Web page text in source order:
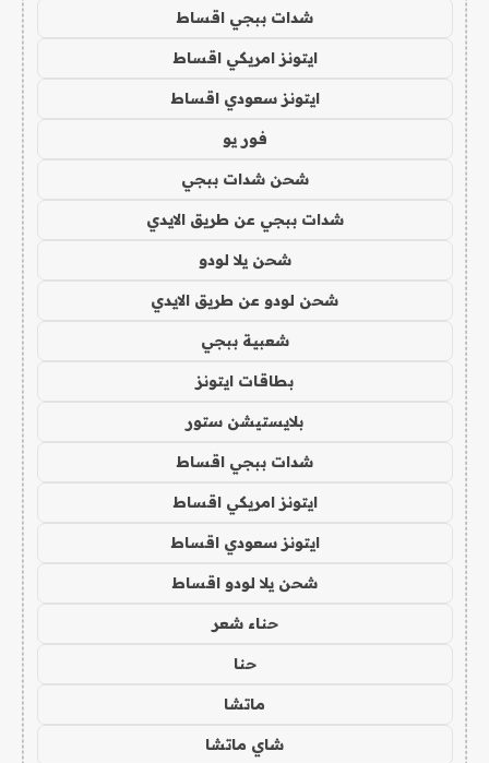
شدات ببجي اقساط
ايتونز امريكي اقساط
ايتونز سعودي اقساط
فور يو
شحن شدات ببجي
شدات ببجي عن طريق الايدي
شحن يلا لودو
شحن لودو عن طريق الايدي
شعبية ببجي
بطاقات ايتونز
بلايستيشن ستور
شدات ببجي اقساط
ايتونز امريكي اقساط
ايتونز سعودي اقساط
شحن يلا لودو اقساط
حناء شعر
حنا
ماتشا
شاي ماتشا